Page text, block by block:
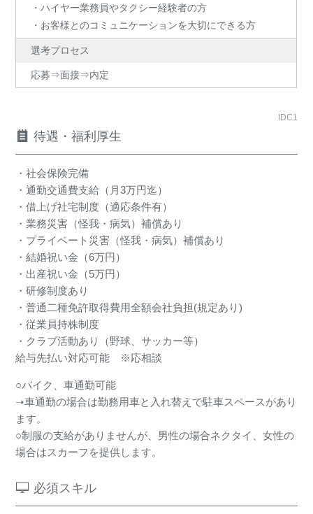
・ハイヤー業務員やタクシー経験者の方
・お客様とのコミュニケーションを大切にできる方
選考プロセス
応募⇒面接⇒内定
IDC1
待遇・福利厚生
・社会保険完備
・通勤交通費支給（月3万円迄）
・借上げ社宅制度（適応条件有）
・業務災害（怪我・病気）補償あり
・プライベート災害（怪我・病気）補償あり
・結婚祝い金（6万円）
・出産祝い金（5万円）
・研修制度あり
・普通二種免許取得費用全額会社負担(規定あり)
・従業員持株制度
・クラブ活動あり（野球、サッカー等）
給与先払い対応可能 ※応相談
○バイク、車通勤可能
➝車通勤の場合は勤務用車と入れ替えで駐車スペースがあり
ます。
○制服の支給がありませんが、男性の場合ネクタイ、女性の
場合はスカーフを提供します。
必須スキル